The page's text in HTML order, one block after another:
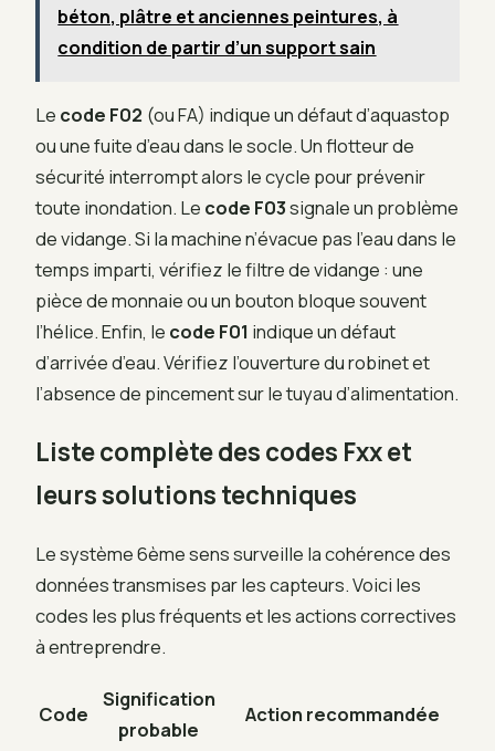
béton, plâtre et anciennes peintures, à
condition de partir d’un support sain
Le code F02 (ou FA) indique un défaut d’aquastop
ou une fuite d’eau dans le socle. Un flotteur de
sécurité interrompt alors le cycle pour prévenir
toute inondation. Le code F03signale un problème
de vidange. Si la machine n’évacue pas l’eau dans le
temps imparti, vérifiez le filtre de vidange : une
pièce de monnaie ou un bouton bloque souvent
l’hélice. Enfin, le code F01 indique un défaut
d’arrivée d’eau. Vérifiez l’ouverture du robinet et
l’absence de pincement sur le tuyau d’alimentation.
Liste complète des codes Fxx et
leurs solutions techniques
Le système 6ème sens surveille la cohérence des
données transmises par les capteurs. Voici les
codes les plus fréquents et les actions correctives
à entreprendre.
Code
Signification
probable
Action recommandée